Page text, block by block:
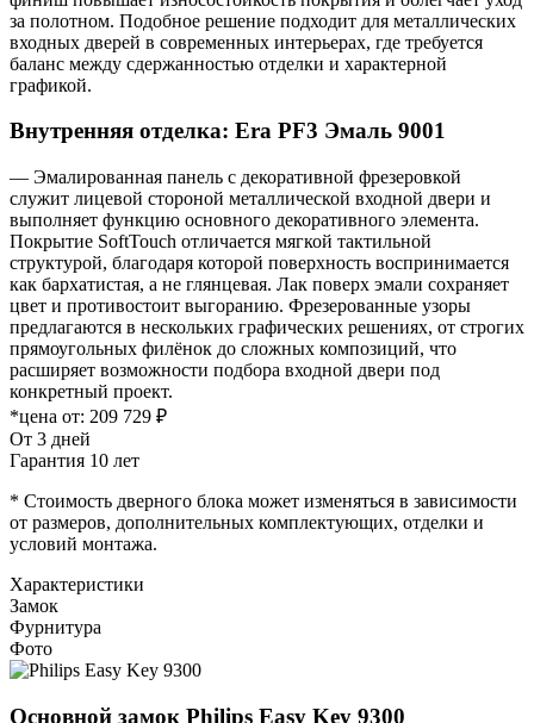
за полотном. Подобное решение подходит для металлических
входных дверей в современных интерьерах, где требуется
баланс между сдержанностью отделки и характерной
графикой.
Внутренняя отделка: Era PF3 Эмаль 9001
— Эмалированная панель с декоративной фрезеровкой
служит лицевой стороной металлической входной двери и
выполняет функцию основного декоративного элемента.
Покрытие SoftTouch отличается мягкой тактильной
структурой, благодаря которой поверхность воспринимается
как бархатистая, а не глянцевая. Лак поверх эмали сохраняет
цвет и противостоит выгоранию. Фрезерованные узоры
предлагаются в нескольких графических решениях, от строгих
прямоугольных филёнок до сложных композиций, что
расширяет возможности подбора входной двери под
конкретный проект.
*цена от: 209 729 ₽
От 3 дней
Гарантия 10 лет
* Стоимость дверного блока может изменяться в зависимости
от размеров, дополнительных комплектующих, отделки и
условий монтажа.
Характеристики
Замок
Фурнитура
Фото
Основной замок Philips Easy Key 9300